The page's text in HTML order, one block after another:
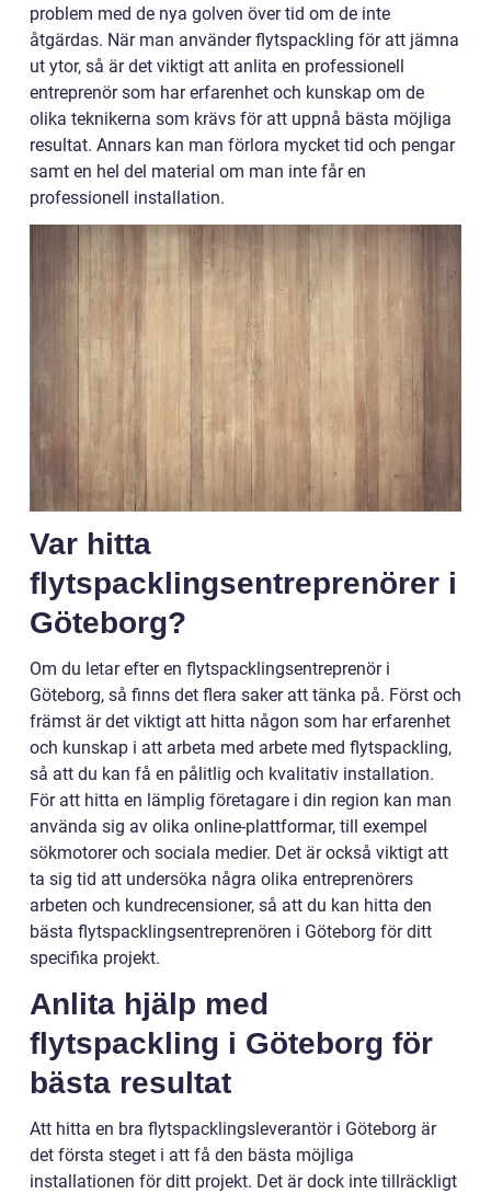
problem med de nya golven över tid om de inte
åtgärdas. När man använder flytspackling för att jämna
ut ytor, så är det viktigt att anlita en professionell
entreprenör som har erfarenhet och kunskap om de
olika teknikerna som krävs för att uppnå bästa möjliga
resultat. Annars kan man förlora mycket tid och pengar
samt en hel del material om man inte får en
professionell installation.
Var hitta
flytspacklingsentreprenörer i
Göteborg?
Om du letar efter en flytspacklingsentreprenör i
Göteborg, så finns det flera saker att tänka på. Först och
främst är det viktigt att hitta någon som har erfarenhet
och kunskap i att arbeta med arbete med flytspackling,
så att du kan få en pålitlig och kvalitativ installation.
För att hitta en lämplig företagare i din region kan man
använda sig av olika online-plattformar, till exempel
sökmotorer och sociala medier. Det är också viktigt att
ta sig tid att undersöka några olika entreprenörers
arbeten och kundrecensioner, så att du kan hitta den
bästa flytspacklingsentreprenören i Göteborg för ditt
specifika projekt.
Anlita hjälp med
flytspackling i Göteborg för
bästa resultat
Att hitta en bra flytspacklingsleverantör i Göteborg är
det första steget i att få den bästa möjliga
installationen för ditt projekt. Det är dock inte tillräckligt